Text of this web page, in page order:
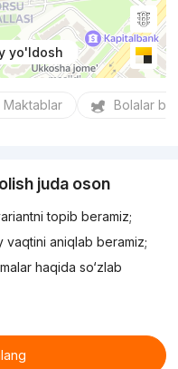
yo'ldosh
Maktablar Bolalar
juda oson
topib beramiz;
vaqtini aniqlab beramiz;
haqida so‘zlab